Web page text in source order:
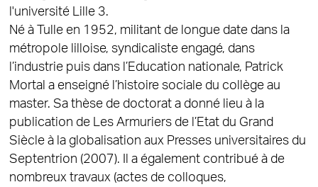
l'université Lille 3.
Né à Tulle en 1952, militant de longue date dans la
métropole lilloise, syndicaliste engagé, dans
l’industrie puis dans l’Education nationale, Patrick
Mortal a enseigné l’histoire sociale du collège au
master. Sa thèse de doctorat a donné lieu à la
publication de Les Armuriers de l’Etat du Grand
Siècle à la globalisation aux Presses universitaires du
Septentrion (2007). Il a également contribué à de
nombreux travaux (actes de colloques,